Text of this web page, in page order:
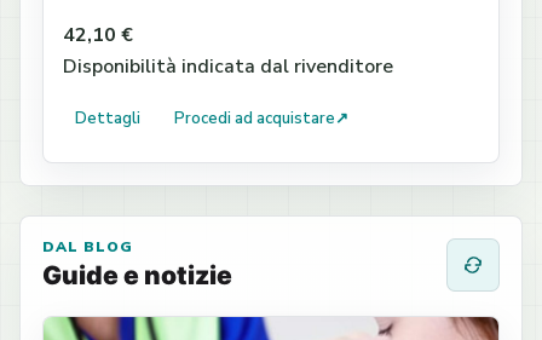
42,10 €
Disponibilità indicata dal rivenditore
Dettagli Procedi ad acquistare↗
DAL BLOG
Guide e notizie